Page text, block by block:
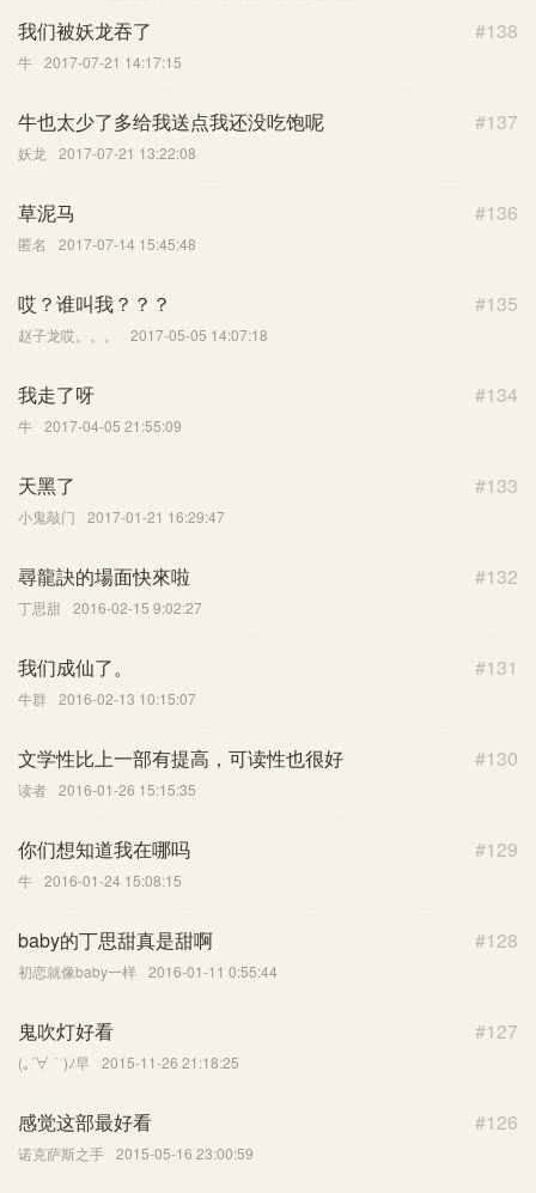
示。
#138
我们被妖龙吞了
牛 2017-07-21 14:17:15
#137
牛也太少了多给我送点我还没吃饱呢
妖龙 2017-07-21 13:22:08
#136
草泥马
匿名 2017-07-14 15:45:48
#135
哎？谁叫我？？？
赵子龙哎。。。 2017-05-05 14:07:18
#134
我走了呀
牛 2017-04-05 21:55:09
#133
天黑了
小鬼敲门 2017-01-21 16:29:47
#132
尋龍訣的場面快來啦
丁思甜 2016-02-15 9:02:27
#131
我们成仙了。
牛群 2016-02-13 10:15:07
#130
文学性比上一部有提高，可读性也很好
读者 2016-01-26 15:15:35
#129
你们想知道我在哪吗
牛 2016-01-24 15:08:15
#128
baby的丁思甜真是甜啊
初恋就像baby一样 2016-01-11 0:55:44
#127
鬼吹灯好看
(｡´∀｀)ﾉ早 2015-11-26 21:18:25
#126
感觉这部最好看
诺克萨斯之手 2015-05-16 23:00:59